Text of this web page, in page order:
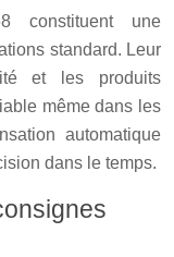
constituent une
standard. Leur
et les produits
même dans les
automatique
dans le temps.